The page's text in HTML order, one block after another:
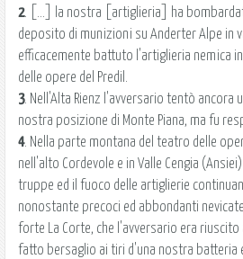
2. [...] la nostra [artiglieria] ha
deposito di munizioni su Anderter Alpe in
efficacemente battuto l'artiglieria nemica
delle opere del Predil.
3. Nell'Alta Rienz l'avversario tentò ancora
nostra posizione di Monte Piana, ma fu
4. Nella parte montana del teatro delle
nell'alto Cordevole e in Valle Cengia
truppe ed il fuoco delle artiglierie
nonostante precoci ed abbondanti
forte La Corte, che l'avversario era
fatto bersaglio ai tiri d'una nostra batteria